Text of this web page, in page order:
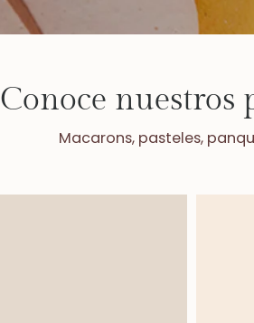
Conoce nuestros
Macarons, pasteles,